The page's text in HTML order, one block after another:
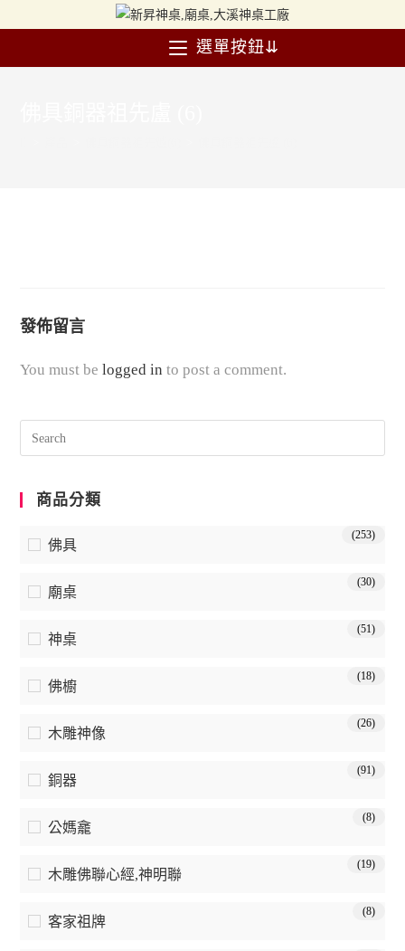
選單按鈕⇊
發佈留言
You must belogged in to post a comment.
商品分類
佛具
(253)
廟桌
(30)
神桌
(51)
佛櫥
(18)
木雕神像
(26)
銅器
(91)
公媽龕
(8)
木雕佛聯心經,神明聯
(19)
客家祖牌
(8)